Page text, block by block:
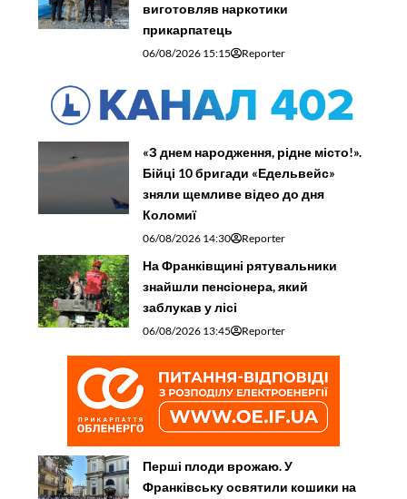
виготовляв наркотики
прикарпатець
06/08/2026 15:15 Reporter
«З днем народження, рідне місто!».
Бійці 10 бригади «Едельвейс»
зняли щемливе відео до дня
Коломиї
06/08/2026 14:30 Reporter
На Франківщині рятувальники
знайшли пенсіонера, який
заблукав у лісі
06/08/2026 13:45 Reporter
Перші плоди врожаю. У
Франківську освятили кошики на